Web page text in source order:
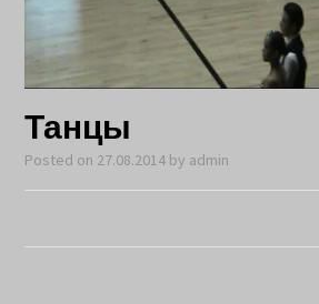
Танцы
Posted on 27.08.2014 by admin